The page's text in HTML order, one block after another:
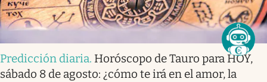
Predicción diaria. Horóscopo de Tauro para HOY,
sábado 8 de agosto: ¿cómo te irá en el amor, la